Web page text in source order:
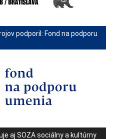
podporil: Fond na podporu
aj SOZA sociálny a kultúrny